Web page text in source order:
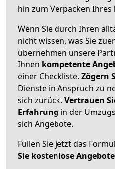
hin zum Verpacken
Wenn Sie durch Ihren
nicht wissen, was Sie
übernehmen unsere
Ihnen kompetente
einer Checkliste. Zögern
Dienste in Anspruch zu
sich zurück. Vertrauen
Erfahrung in der
sich Angebote.
Füllen Sie jetzt das
Sie kostenlose Angebote